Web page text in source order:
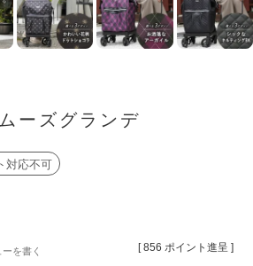
ーズグランデ
対応不可
[ 856 ポイント進呈 ]
ーを書く